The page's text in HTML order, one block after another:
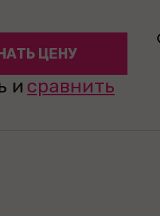
ЦЕНУ
и сравнить